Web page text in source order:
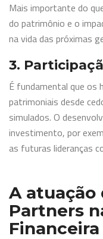
Mais importante do
do patrimônio e o
na vida das próximas
3.
É fundamental que os
patrimoniais desde
simulados. O
investimento, por
as futuras lideranças
A atuação
Partners